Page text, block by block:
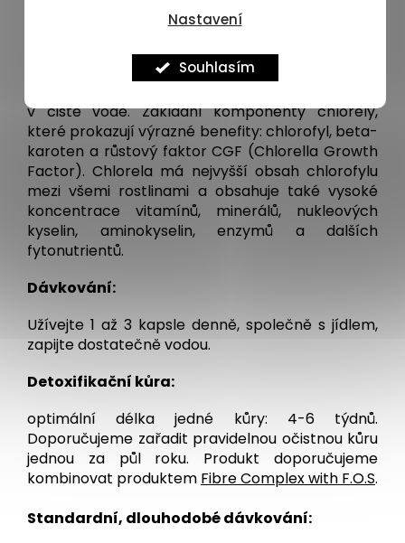
Nastavení
Souhlasím
100% ORGANICKÁ CHLORELLA (Speciálně
narušená buněčná stěna – maximalizovaná
stravitelnost)
v čisté vodě. Základní komponenty chlorely,
které prokazují výrazné benefity: chlorofyl, beta-
karoten a růstový faktor CGF (Chlorella Growth
Factor). Chlorela má nejvyšší obsah chlorofylu
mezi všemi rostlinami a obsahuje také vysoké
koncentrace vitamínů, minerálů, nukleových
kyselin, aminokyselin, enzymů a dalších
fytonutrientů.
Dávkování:
Užívejte 1 až 3 kapsle denně, společně s jídlem,
zapijte dostatečně vodou.
Detoxifikační kůra:
optimální délka jedné kůry: 4-6 týdnů.
Doporučujeme zařadit pravidelnou očistnou kůru
jednou za půl roku. Produkt doporučujeme
kombinovat produktem Fibre Complex with F.O.S.
Standardní, dlouhodobé dávkování: